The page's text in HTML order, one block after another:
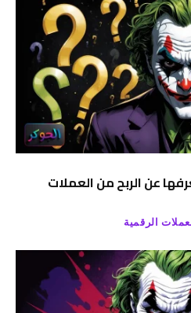
عن الربح من العملات
الرقمية